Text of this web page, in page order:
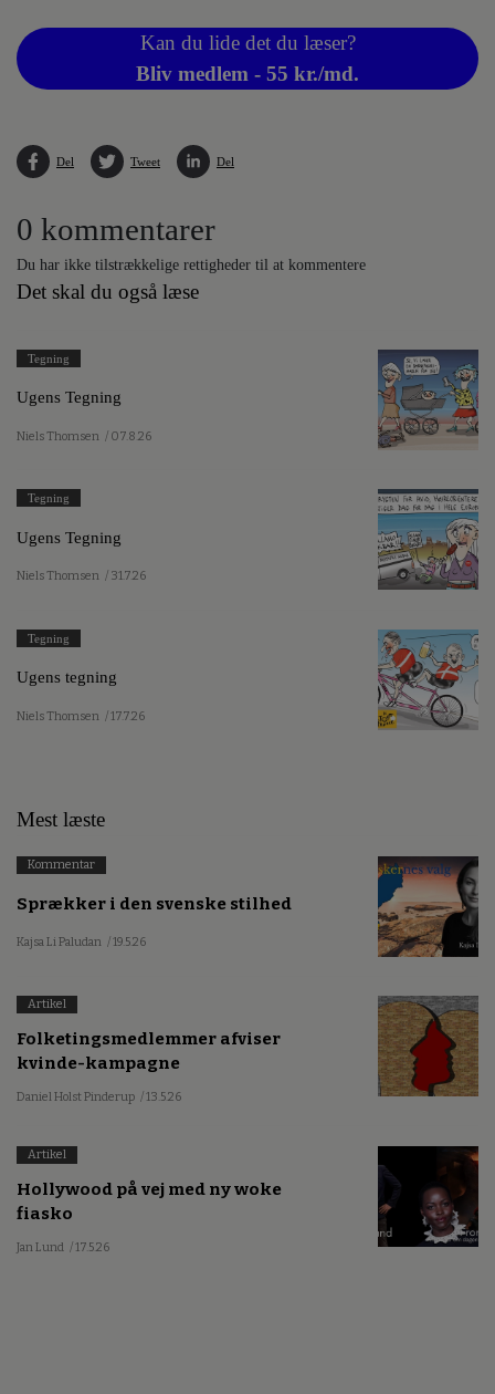
Kan du lide det du læser?
Bliv medlem - 55 kr./md.
Del Tweet Del
0 kommentarer
Du har ikke tilstrækkelige rettigheder til at kommentere
Det skal du også læse
Tegning
Ugens Tegning
Niels Thomsen / 07.8.26
Tegning
Ugens Tegning
Niels Thomsen / 31.7.26
Tegning
Ugens tegning
Niels Thomsen / 17.7.26
Mest læste
Kommentar
Sprækker i den svenske stilhed
Kajsa Li Paludan / 19.5.26
Artikel
Folketingsmedlemmer afviser
kvinde-kampagne
Daniel Holst Pinderup / 13.5.26
Artikel
Hollywood på vej med ny woke
fiasko
Jan Lund / 17.5.26